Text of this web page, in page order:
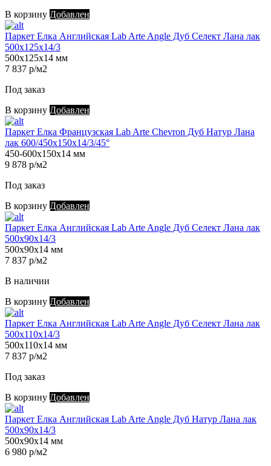
В корзину Добавлен
Паркет Елка Английская Lab Arte Angle Дуб Селект Лана лак
500х125х14/3
500х125х14 мм
7 837 р/м2
Под заказ
В корзину Добавлен
Паркет Елка Французская Lab Arte Chevron Дуб Натур Лана
лак 600/450х150х14/3/45°
450-600х150х14 мм
9 878 р/м2
Под заказ
В корзину Добавлен
Паркет Елка Английская Lab Arte Angle Дуб Селект Лана лак
500х90х14/3
500х90х14 мм
7 837 р/м2
В наличии
В корзину Добавлен
Паркет Елка Английская Lab Arte Angle Дуб Селект Лана лак
500х110х14/3
500х110х14 мм
7 837 р/м2
Под заказ
В корзину Добавлен
Паркет Елка Английская Lab Arte Angle Дуб Натур Лана лак
500х90х14/3
500х90х14 мм
6 980 р/м2